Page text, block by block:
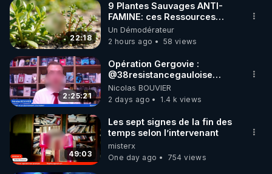
22:18
9 Plantes Sauvages ANTI-
FAMINE: ces Ressources
JARDIN&des Haies
Un Démodérateur
2 hours ago
58 views
2:25:21
Opération Gergovie :
‪@38resistancegauloise‬
‪@MarionSigautOfficiel‬
‪@gladysriifard5710‬ Laëtitia
Nicolas BOUVIER
2 days ago
1.4 k views
49:03
Les sept signes de la fin des
temps selon l’intervenant
misterx
One day ago
754 views